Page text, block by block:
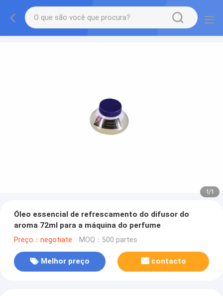
1/1
Óleo essencial de refrescamento do difusor do
aroma 72ml para a máquina do perfume
Preço：negotiate MOQ：500 partes
Melhor preço contacto